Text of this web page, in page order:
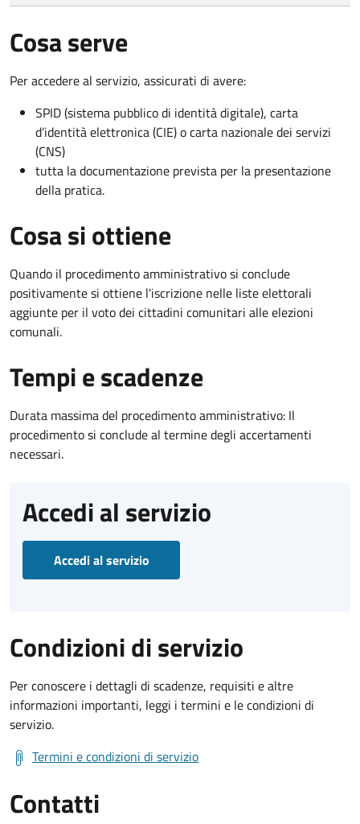
Cosa serve
Per accedere al servizio, assicurati di avere:
SPID (sistema pubblico di identità digitale), carta
d’identità elettronica (CIE) o carta nazionale dei servizi
(CNS)
tutta la documentazione prevista per la presentazione
della pratica.
Cosa si ottiene
Quando il procedimento amministrativo si conclude
positivamente si ottiene l'iscrizione nelle liste elettorali
aggiunte per il voto dei cittadini comunitari alle elezioni
comunali.
Tempi e scadenze
Durata massima del procedimento amministrativo: Il
procedimento si conclude al termine degli accertamenti
necessari.
Accedi al servizio
Accedi al servizio
Condizioni di servizio
Per conoscere i dettagli di scadenze, requisiti e altre
informazioni importanti, leggi i termini e le condizioni di
servizio.
Termini e condizioni di servizio
Contatti